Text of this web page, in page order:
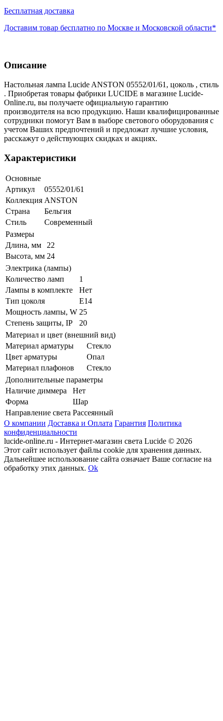
Бесплатная доставка
Доставим товар бесплатно по Москве и Московской области*
Описание
Настольная лампа Lucide ANSTON 05552/01/61, цоколь , стиль
. Приобретая товары фабрики LUCIDE в магазине Lucide-
Online.ru, вы получаете официальную гарантию
производителя на всю продукцию. Наши квалифицированные
сотрудники помогут Вам в выборе светового оборудования с
учетом Ваших предпочтений и предложат лучшие условия,
расскажут о действующих скидках и акциях.
Характеристики
Основные
Артикул
05552/01/61
Коллекция ANSTON
Страна
Бельгия
Стиль
Современный
Размеры
Длина, мм
22
Высота, мм 24
Электрика (лампы)
Количество ламп
1
Лампы в комплекте
Нет
Тип цоколя
E14
Мощность лампы, W 25
Степень защиты, IP
20
Материал и цвет (внешний вид)
Материал арматуры
Стекло
Цвет арматуры
Опал
Материал плафонов
Стекло
Дополнительные параметры
Наличие диммера
Нет
Форма
Шар
Направление света Рассеянный
О компании Доставка и Оплата Гарантия Политика
конфиденциальности
lucide-online.ru - Интернет-магазин света Lucide © 2026
Этот сайт использует файлы cookie для хранения данных.
Дальнейшее использование сайта означает Ваше согласие на
обработку этих данных. Ok